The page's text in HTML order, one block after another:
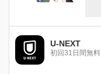
U-NEXT
初回31日間無料